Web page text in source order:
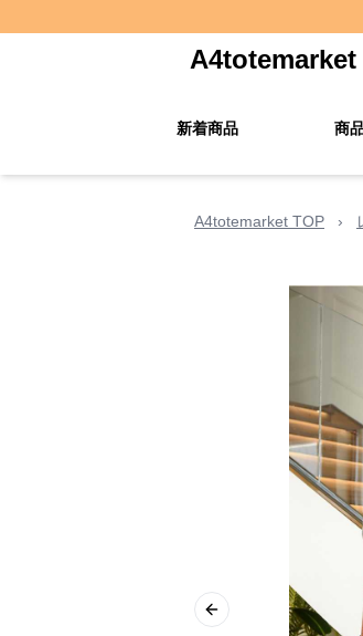
A4totemarket
新着商品 商
A4totemarket TOP ›
Previous slide